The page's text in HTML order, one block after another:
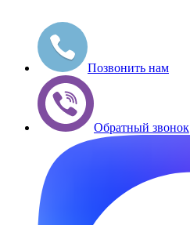
Позвонить нам
Обратный звонок